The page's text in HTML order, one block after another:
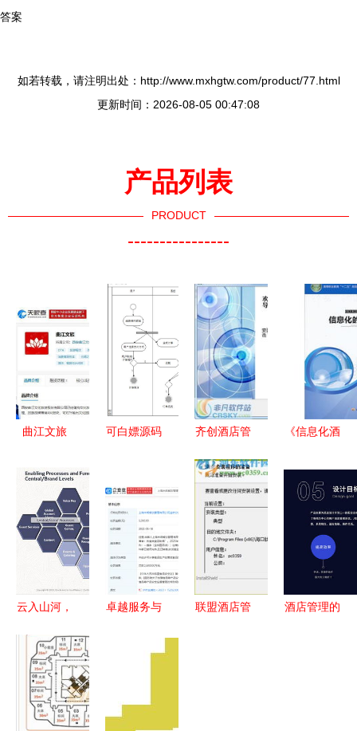
答案
如若转载，请注明出处：http://www.mxhgtw.com/product/77.html
更新时间：2026-08-05 00:47:08
产品列表
PRODUCT
----------------
曲江文旅
景区将于8
月1日实施
免费预约入
园 预计对
生一定影响
可白嫖源码
设计与实现
案例分析
附源码
齐创酒店管
全流程详解
（附关键截
图）
《信息化酒
——高等职
业教育“十
二五”规划
教材的深度
解析与行业
前瞻
云入山河，
Opera for
China助力
中国首家茶
马道奔子栏
卓越服务与
酒店管理的
联盟酒店管
酒店管理的